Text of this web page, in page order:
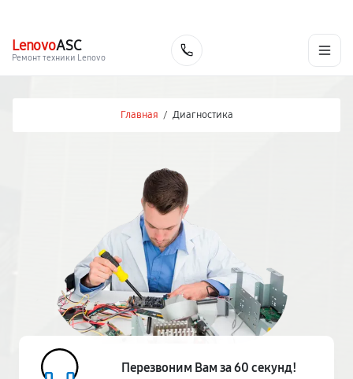
LenovoASC
Ремонт техники Lenovo
Главная / Диагностика
Перезвоним Вам за 60 секунд!